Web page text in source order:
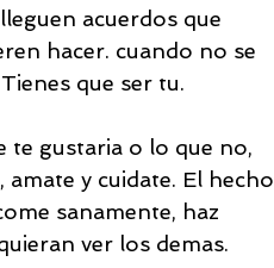
acuerdos que
hacer. cuando no se
que ser tu.
te gustaria o lo que no,
y cuidate. El hecho
sanamente, haz
ver los demas.